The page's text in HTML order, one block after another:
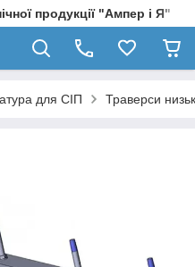
продукції "Ампер і Я"
для СІП Траверси